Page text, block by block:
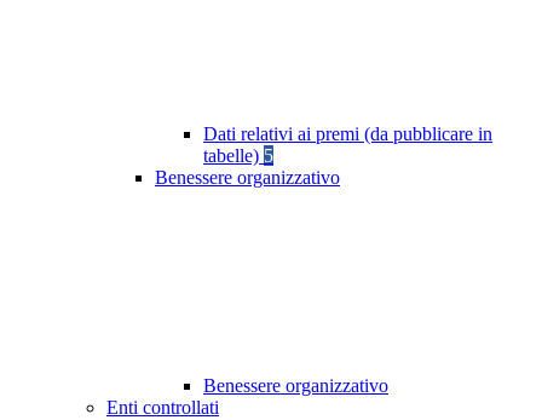
Dati relativi ai premi (da pubblicare in
tabelle) 5
Benessere organizzativo
Benessere organizzativo
Enti controllati